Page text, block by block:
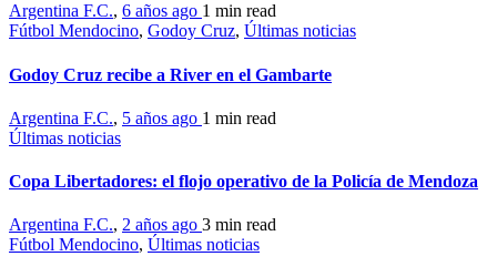
Argentina F.C., 6 años ago 1 min read
Fútbol Mendocino, Godoy Cruz, Últimas noticias
Godoy Cruz recibe a River en el Gambarte
Argentina F.C., 5 años ago 1 min read
Últimas noticias
Copa Libertadores: el flojo operativo de la Policía de Mendoza
Argentina F.C., 2 años ago 3 min read
Fútbol Mendocino, Últimas noticias